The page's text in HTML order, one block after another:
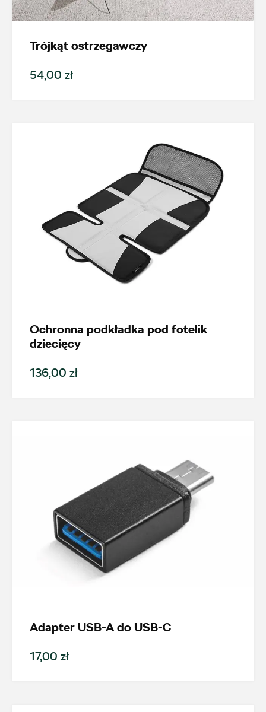
Trójkąt ostrzegawczy
54,00 zł
Ochronna podkładka pod fotelik
dziecięcy
136,00 zł
Adapter USB-A do USB-C
17,00 zł
Wybierz dealera obsługującego
Twoje zapytanie
AMD Auto Centrum